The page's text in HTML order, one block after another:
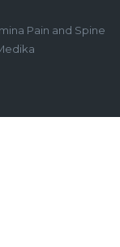
Pain and Spine